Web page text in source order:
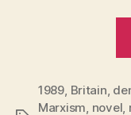
1989, Britain,
Marxism, novel,